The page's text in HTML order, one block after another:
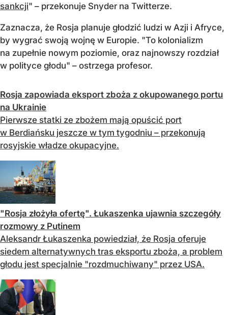
sankcji" – przekonuje Snyder na Twitterze.
Zaznacza, że Rosja planuje głodzić ludzi w Azji i Afryce,
by wygrać swoją wojnę w Europie. "To kolonializm
na zupełnie nowym poziomie, oraz najnowszy rozdział
w polityce głodu" – ostrzega profesor.
Rosja zapowiada eksport zboża z okupowanego portu
na Ukrainie
Pierwsze statki ze zbożem mają opuścić port
w Berdiańsku jeszcze w tym tygodniu – przekonują
rosyjskie władze okupacyjne.
"Rosja złożyła ofertę". Łukaszenka ujawnia szczegóły
rozmowy z Putinem
Aleksandr Łukaszenka powiedział, że Rosja oferuje
siedem alternatywnych tras eksportu zboża, a problem
głodu jest specjalnie "rozdmuchiwany" przez USA.